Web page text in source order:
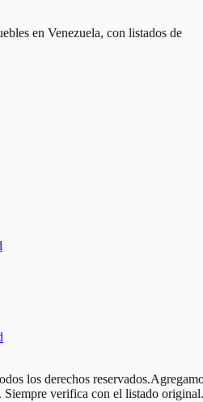
en Venezuela, con listados de
los derechos reservados.
Siempre verifica con el listado original.